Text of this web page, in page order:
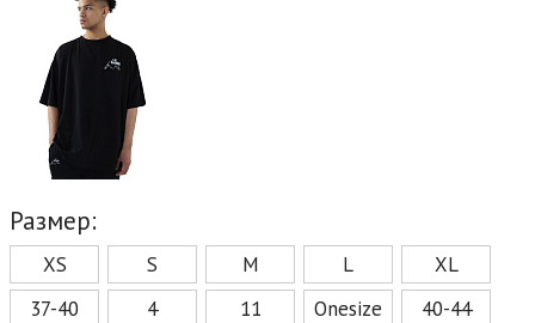
Размер:
XS S M L
XL
37-40
4 11 Onesize
40-44